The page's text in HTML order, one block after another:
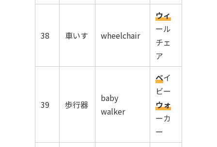
38 車いす wheelchair
ウィ
ール
チェ
ア
39 歩行器
baby
walker
ベイ
ビー
ウォ
ーカ
ー